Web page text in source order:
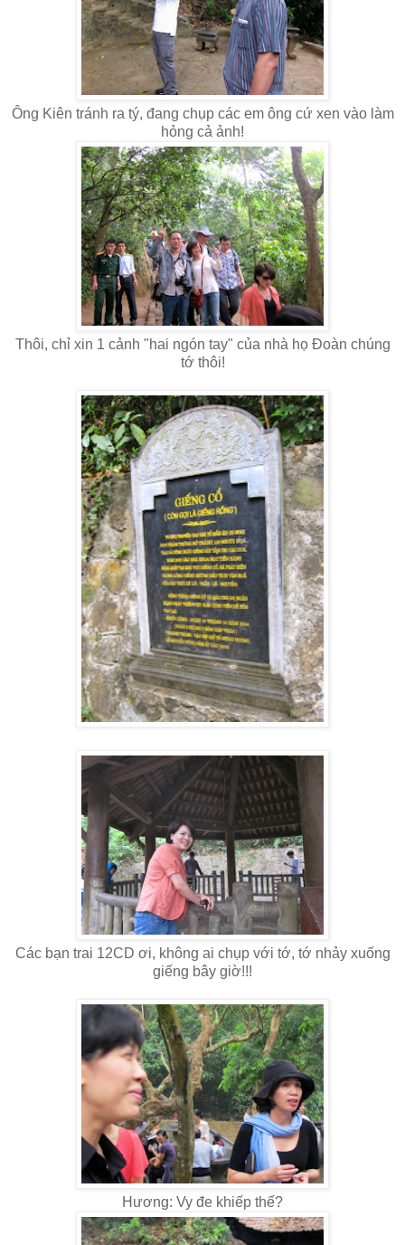
Ông Kiên tránh ra tý, đang chụp các em ông cứ xen vào làm
hỏng cả ảnh!
Thôi, chỉ xin 1 cảnh "hai ngón tay" của nhà họ Đoàn chúng
tớ thôi!
Các bạn trai 12CD ơi, không ai chụp với tớ, tớ nhảy xuống
giếng bây giờ!!!
Hương: Vy đe khiếp thế?